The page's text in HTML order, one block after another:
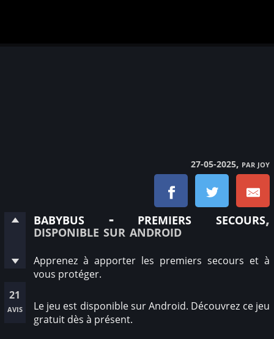
27-05-2025, par joy
21
avis
babybus - premiers secours,
disponible sur android
Apprenez à apporter les premiers secours et à
vous protéger.
Le jeu est disponible sur Android. Découvrez ce jeu
gratuit dès à présent.